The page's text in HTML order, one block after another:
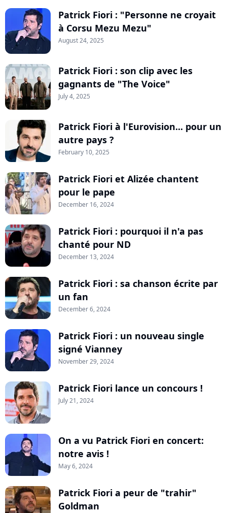
Patrick Fiori : "Personne ne croyait
à Corsu Mezu Mezu"
August 24, 2025
Patrick Fiori : son clip avec les
gagnants de "The Voice"
July 4, 2025
Patrick Fiori à l'Eurovision... pour un
autre pays ?
February 10, 2025
Patrick Fiori et Alizée chantent
pour le pape
December 16, 2024
Patrick Fiori : pourquoi il n'a pas
chanté pour ND
December 13, 2024
Patrick Fiori : sa chanson écrite par
un fan
December 6, 2024
Patrick Fiori : un nouveau single
signé Vianney
November 29, 2024
Patrick Fiori lance un concours !
July 21, 2024
On a vu Patrick Fiori en concert:
notre avis !
May 6, 2024
Patrick Fiori a peur de "trahir"
Goldman